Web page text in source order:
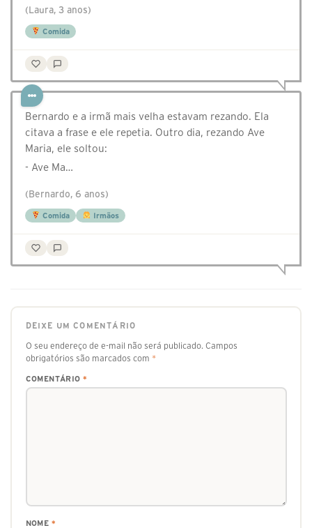
(Laura, 3 anos)
Comida
Bernardo e a irmã mais velha estavam rezando. Ela
citava a frase e ele repetia. Outro dia, rezando Ave
Maria, ele soltou:
- Ave Ma…
(Bernardo, 6 anos)
Comida Irmãos
DEIXE UM COMENTÁRIO
O seu endereço de e-mail não será publicado. Campos
obrigatórios são marcados com *
COMENTÁRIO *
NOME *